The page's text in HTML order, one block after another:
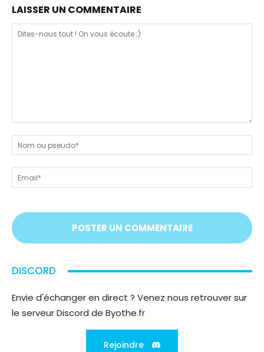
LAISSER UN COMMENTAIRE
nous
tout
!
On
vous
;)
ou
DISCORD
Envie d'échanger en direct ? Venez nous retrouver sur
le serveur Discord de Byothe.fr
Rejoindre